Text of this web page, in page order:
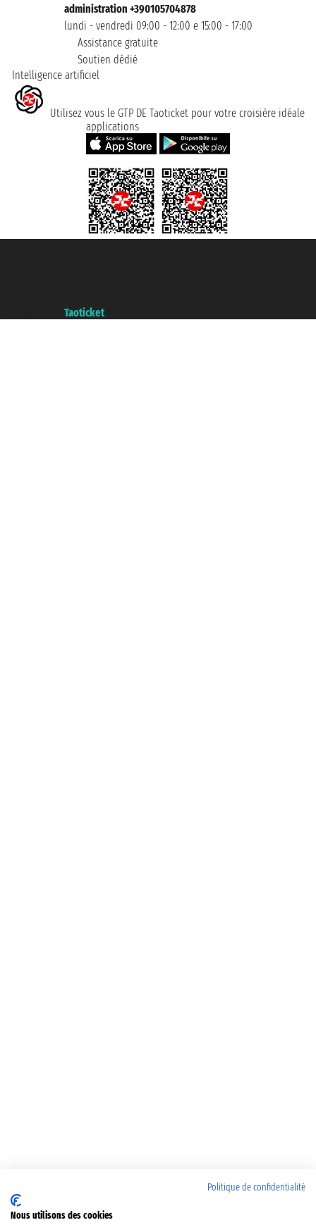
administration +390105704878
lundi - vendredi 09:00 - 12:00 e 15:00 - 17:00
Assistance gratuite
Soutien dédié
Intelligence artificiel
Utilisez vous le GTP DE Taoticket pour votre croisière idéale
applications
Taoticket
Politique de confidentialité
Nous utilisons des cookies